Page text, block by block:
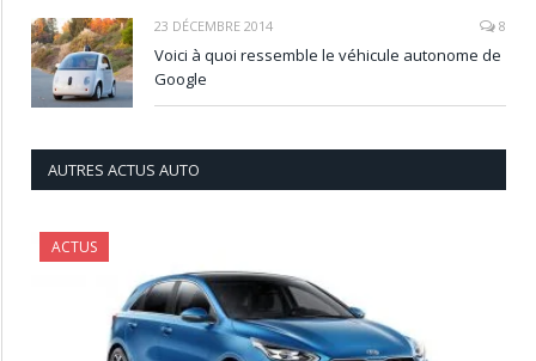
23 DÉCEMBRE 2014 8
Voici à quoi ressemble le véhicule autonome de
Google
AUTRES ACTUS AUTO
ACTUS